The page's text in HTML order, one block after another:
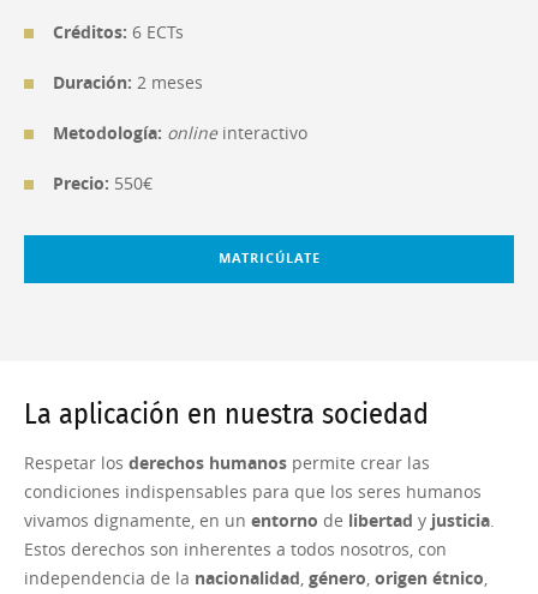
Créditos: 6 ECTs
Duración: 2 meses
Metodología: online interactivo
Precio: 550€
MATRICÚLATE
La aplicación en nuestra sociedad
Respetar los derechos humanos permite crear las
condiciones indispensables para que los seres humanos
vivamos dignamente, en un entorno de libertad y justicia.
Estos derechos son inherentes a todos nosotros, con
independencia de la nacionalidad, género, origen étnico,